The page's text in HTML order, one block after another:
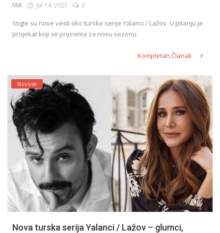
Milt Jul 14, 2021 0
Stigle su nove vesti oko turske serije Yalanci / Lažov. U pitanju je
projekat koji se priprema za novu sezonu.
Kompletan Članak
Novosti
Nova turska serija Yalanci / Lažov – glumci,